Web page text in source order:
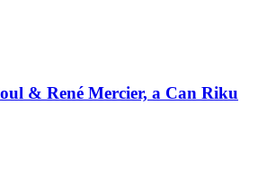
& René Mercier, a Can Riku